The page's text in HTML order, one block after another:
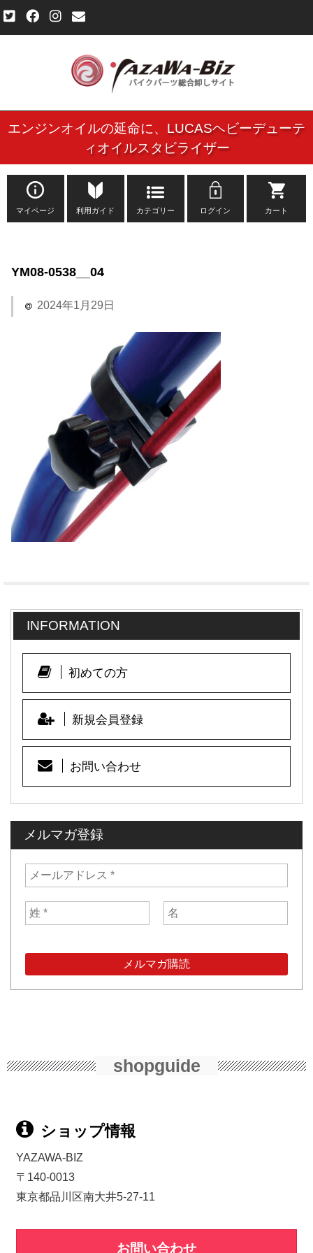
ご利用規約
個人情報保護方針
よくある質問
お問い合わせ
エンジンオイルの延命に、 LUCASヘビーデューテ
ィオイルスタビライザー
マイページ 利用ガイド カテゴリー ログイン カート
YM08-0538__04
2024年1月29日
INFORMATION
初めての方
新規会員登録
お問い合わせ
メルマガ登録
shopguide
ショップ情報
YAZAWA-BIZ
〒140-0013
東京都品川区南大井5-27-11
お問い合わせ